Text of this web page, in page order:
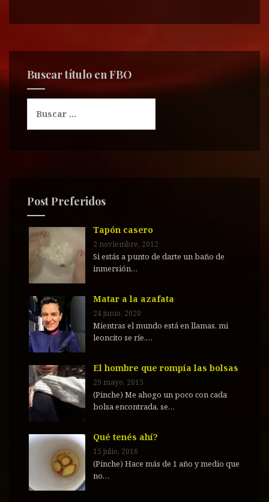
Buscar título en FBO
s
Post Preferidos
Tapón casero
2 noviembre, 2012
Si estás a punto de darte un baño de
inmersión…
Matar a la azafata
24 junio, 2020
Mientras el mundo está en llamas, mi
leoncito se ríe.…
El hombre que rompía las bolsas
29 mayo, 2015
(Pinche) Me ahogo un poco con cada
bolsa encontrada, se…
Qué tenés ahí?
15 julio, 2016
(Pinche) Hace más de 1 año y medio que
no…